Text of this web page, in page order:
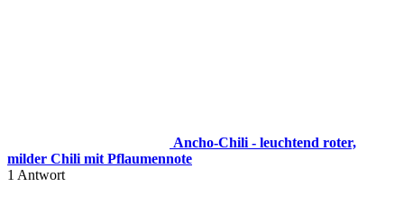
Ancho-Chili - leuchtend roter,
milder Chili mit Pflaumennote
1 Antwort